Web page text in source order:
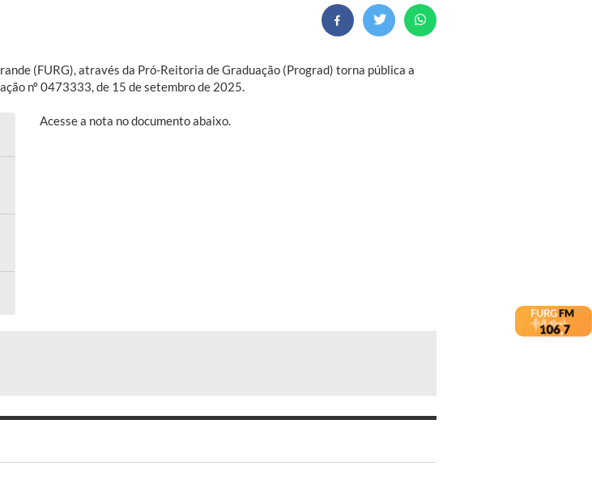
(FURG), através da Pró-Reitoria de Graduação (Prograd) torna pública a
nº 0473333, de 15 de setembro de 2025.
Acesse a nota no documento abaixo.